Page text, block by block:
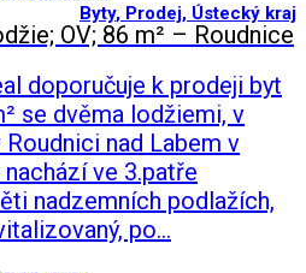
Byty, Prodej, Ústecký kraj
OV; 86 m² – Roudnice
doporučuje k prodeji byt
se dvěma lodžiemi, v
nad Labem v
ve 3.patře
nadzemních podlažích,
po…